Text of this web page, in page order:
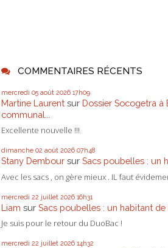
COMMENTAIRES RÉCENTS
mercredi 05 août 2026 17h09
Martine Laurent sur Dossier Socogetra à
communal...
Excellente nouvelle !!!
dimanche 02 août 2026 07h48
Stany Dembour sur Sacs poubelles : un
Avec les sacs , on gère mieux . IL faut
mercredi 22 juillet 2026 16h31
Liam sur Sacs poubelles : un habitant de
Je suis pour le retour du DuoBac !
mercredi 22 juillet 2026 14h32